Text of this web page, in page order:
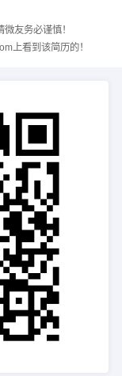
友务必谨慎！
上看到该简历的！